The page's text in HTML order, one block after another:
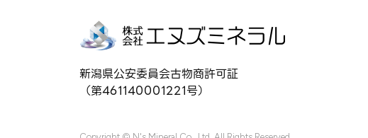
新潟県公安委員会古物商許可証
（第461140001221号）